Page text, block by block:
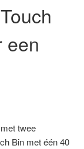
een
twee
Bin met één 40